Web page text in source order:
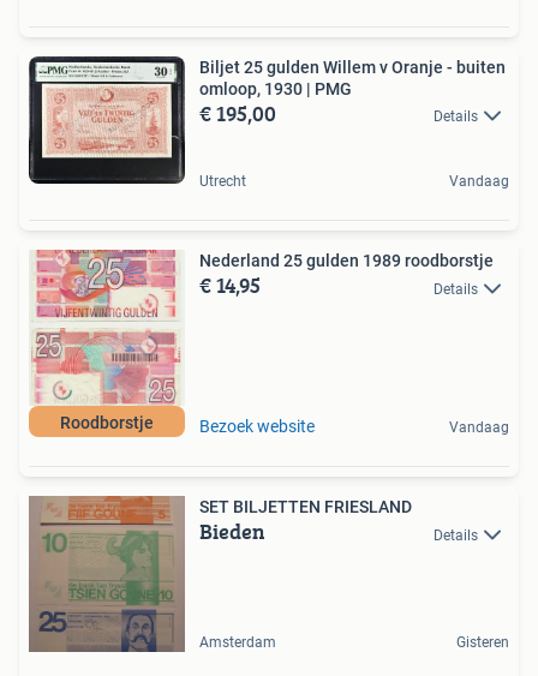
Biljet 25 gulden Willem v Oranje - buiten
omloop, 1930 | PMG
€ 195,00 Details
Utrecht Vandaag
Roodborstje
Nederland 25 gulden 1989 roodborstje
€ 14,95 Details
Bezoek website Vandaag
SET BILJETTEN FRIESLAND
Bieden Details
Amsterdam Gisteren